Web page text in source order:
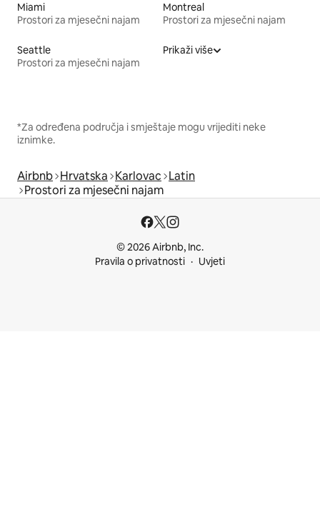
Miami
Prostori za mjesečni najam
Montreal
Prostori za mjesečni najam
Seattle
Prostori za mjesečni najam
Prikaži više
*Za određena područja i smještaje mogu vrijediti neke
iznimke.
Airbnb Hrvatska Karlovac Latin
Prostori za mjesečni najam
© 2026 Airbnb, Inc.
Pravila o privatnosti
Uvjeti